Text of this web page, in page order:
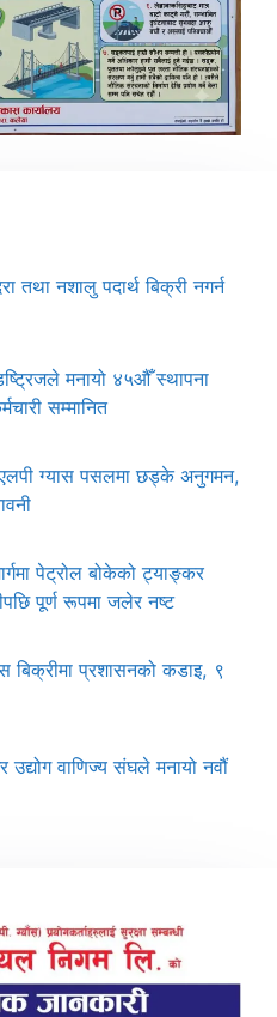
तथा नशालु पदार्थ बिक्री नगर्न
मनायो ४५औँ स्थापना
सम्मानित
एलपी ग्यास पसलमा छड्के अनुगमन,
पेट्रोल बोकेको ट्याङ्कर
पूर्ण रूपमा जलेर नष्ट
बिक्रीमा प्रशासनको कडाइ, ९
उद्योग वाणिज्य संघले मनायो नवौं